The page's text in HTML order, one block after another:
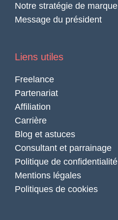
Notre stratégie de marque
Message du président
Liens utiles
Freelance
Partenariat
Affiliation
Carrière
Blog et astuces
Consultant et parrainage
Politique de confidentialité
Mentions légales
Politiques de cookies